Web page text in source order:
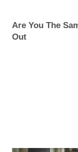
Are You The
Out